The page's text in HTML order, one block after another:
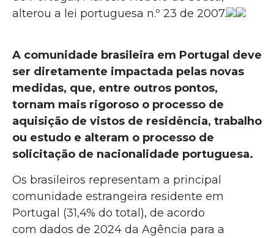
alterou a lei portuguesa n.º 23 de 2007.
A comunidade brasileira em Portugal deve
ser diretamente impactada pelas novas
medidas, que, entre outros pontos,
tornam mais rigoroso o processo de
aquisição de vistos de residência, trabalho
ou estudo e alteram o processo de
solicitação de nacionalidade portuguesa.
Os brasileiros representam a principal
comunidade estrangeira residente em
Portugal (31,4% do total), de acordo
com dados de 2024 da Agência para a